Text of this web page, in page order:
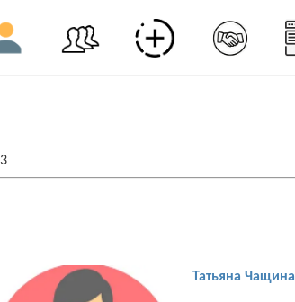
3
Татьяна Чащина